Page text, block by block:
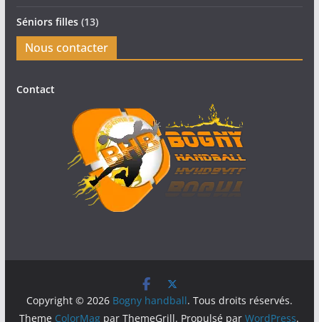
Séniors filles(13)
Nous contacter
Contact
Copyright © 2026 Bogny handball. Tous droits réservés.
Theme ColorMag par ThemeGrill. Propulsé parWordPress.